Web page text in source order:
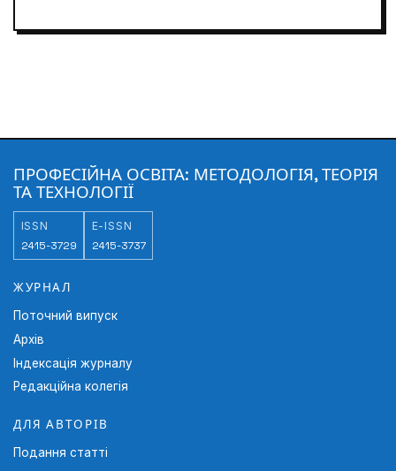
ПРОФЕСІЙНА ОСВІТА: МЕТОДОЛОГІЯ, ТЕОРІЯ
ТА ТЕХНОЛОГІЇ
ISSN
2415-3729
E-ISSN
2415-3737
ЖУРНАЛ
Поточний випуск
Архів
Індексація журналу
Редакційна колегія
ДЛЯ АВТОРІВ
Подання статті